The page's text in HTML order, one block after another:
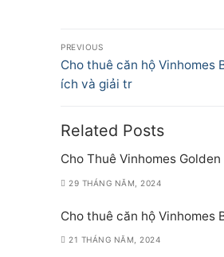
Điều
hướng
bài
viết
PREVIOUS
Previous
post:
Cho thuê căn hộ Vinhomes
ích và giải tr
Related Posts
Cho Thuê Vinhomes
29 THÁNG NĂM, 2024
Cho thuê căn hộ Vinhomes
21 THÁNG NĂM, 2024